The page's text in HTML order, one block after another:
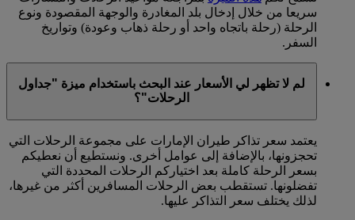
سريعا من خلال إدخال بلد المغادرة والوجهة المقصودة ونوع
الرحلة (رحلة باتجاه واحد أو رحلة ذهاب وعودة) وتواريخ
السفر.
لم لا تظهر لي الأسعار عند البحث باستخدام ميزة "جداول
الرحلات"؟
يعتمد سعر تذاكر طيران الإمارات على مجموعة الرحلات التي
تحجزونها، بالإضافة إلى عوامل أخرى. ونستطيع أن نعطيكم
بسعر الرحلة كاملة بعد اختياركم الرحلات المحددة التي
تفضلونها. تستقطب بعض الرحلات المسافرين أكثر من غيرها،
لذلك يختلف سعر التذاكر عليها.